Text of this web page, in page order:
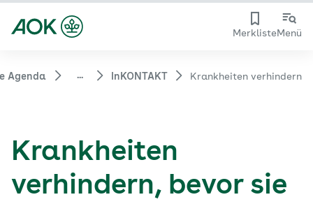
MerklisteMenü
Agenda ... InKONTAKT Krankheiten verhindern
Krankheiten
verhindern, bevor sie